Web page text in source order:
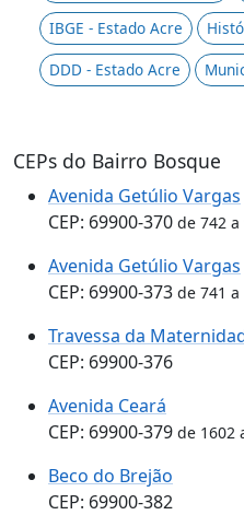
IBGE - Estado Acre
DDD - Estado Acre
CEPs do Bairro Bosque
Avenida Getúlio Vargas
CEP: 69900-370 de 742
Avenida Getúlio Vargas
CEP: 69900-373 de 741
Travessa da
CEP: 69900-376
Avenida Ceará
CEP: 69900-379 de 1602
Beco do Brejão
CEP: 69900-382